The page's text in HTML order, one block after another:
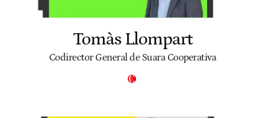
Tomàs Llompart
Codirector General de Suara Cooperativa